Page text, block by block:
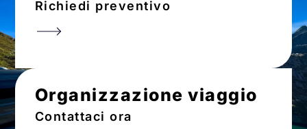
Richiedi preventivo
Organizzazione viaggio
Contattaci ora